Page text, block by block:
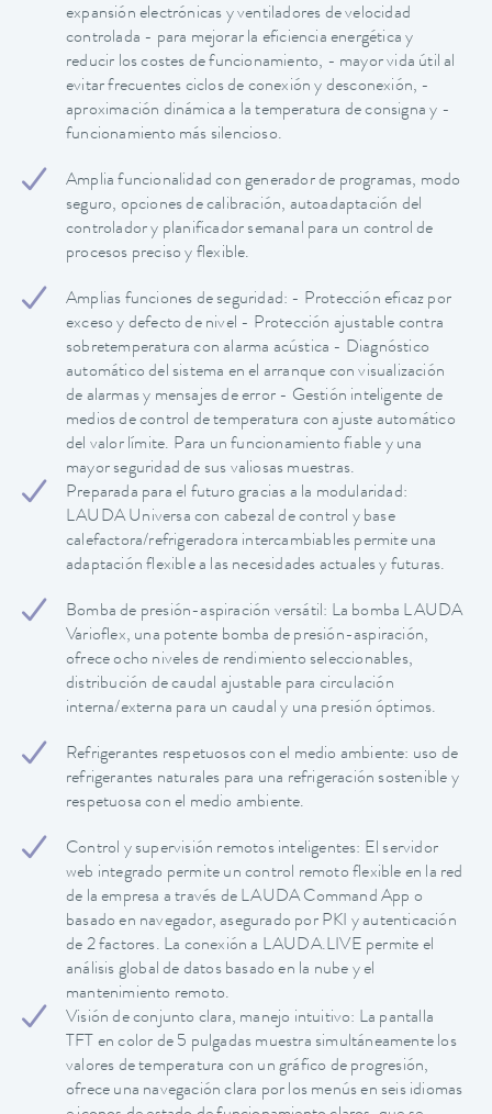
expansión electrónicas y ventiladores de velocidad
controlada - para mejorar la eficiencia energética y
reducir los costes de funcionamiento, - mayor vida útil al
evitar frecuentes ciclos de conexión y desconexión, -
aproximación dinámica a la temperatura de consigna y -
funcionamiento más silencioso.
Amplia funcionalidad con generador de programas, modo
seguro, opciones de calibración, autoadaptación del
controlador y planificador semanal para un control de
procesos preciso y flexible.
Amplias funciones de seguridad: - Protección eficaz por
exceso y defecto de nivel - Protección ajustable contra
sobretemperatura con alarma acústica - Diagnóstico
automático del sistema en el arranque con visualización
de alarmas y mensajes de error - Gestión inteligente de
medios de control de temperatura con ajuste automático
del valor límite. Para un funcionamiento fiable y una
mayor seguridad de sus valiosas muestras.
Preparada para el futuro gracias a la modularidad:
LAUDA Universa con cabezal de control y base
calefactora/refrigeradora intercambiables permite una
adaptación flexible a las necesidades actuales y futuras.
Bomba de presión-aspiración versátil: La bomba LAUDA
Varioflex, una potente bomba de presión-aspiración,
ofrece ocho niveles de rendimiento seleccionables,
distribución de caudal ajustable para circulación
interna/externa para un caudal y una presión óptimos.
Refrigerantes respetuosos con el medio ambiente: uso de
refrigerantes naturales para una refrigeración sostenible y
respetuosa con el medio ambiente.
Control y supervisión remotos inteligentes: El servidor
web integrado permite un control remoto flexible en la red
de la empresa a través de LAUDA Command App o
basado en navegador, asegurado por PKI y autenticación
de 2 factores. La conexión a LAUDA.LIVE permite el
análisis global de datos basado en la nube y el
mantenimiento remoto.
Visión de conjunto clara, manejo intuitivo: La pantalla
TFT en color de 5 pulgadas muestra simultáneamente los
valores de temperatura con un gráfico de progresión,
ofrece una navegación clara por los menús en seis idiomas